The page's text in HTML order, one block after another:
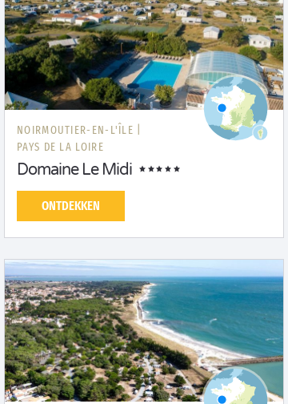
NOIRMOUTIER-EN-L'ÎLE |
PAYS DE LA LOIRE
Domaine Le Midi
ONTDEKKEN